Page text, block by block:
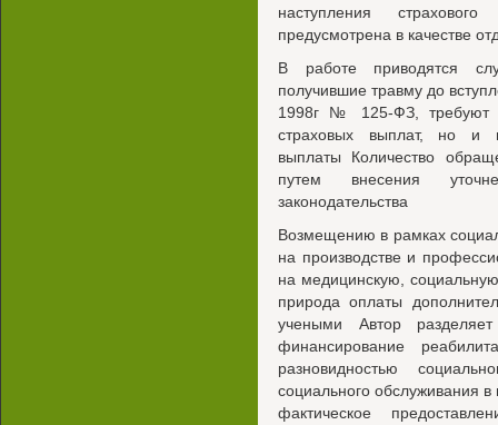
наступления
предусмотрена в качестве
В работе приводятся
получившие травму до
1998г № 125-ФЗ, требуют
страховых выплат, но и
выплаты Количество
путем внесения
законодательства
Возмещению в рамках
на производстве и
на медицинскую,
природа оплаты
учеными Автор
финансирование
разновидностью
социального обслуживания
фактическое